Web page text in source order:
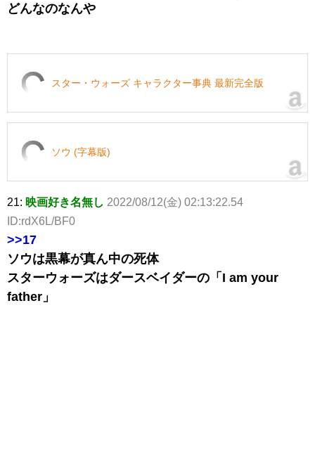
どんなのなんや
スター・ウォーズ キャラクター事典 最新完全版
ソウ (字幕版)
21: 映画好き名無し 2022/08/12(金) 02:13:22.54
ID:rdX6L/BF0
>>17
ソウは黒幕が真ん中の死体
スターウォーズはダースベイダーの「I am your
father」